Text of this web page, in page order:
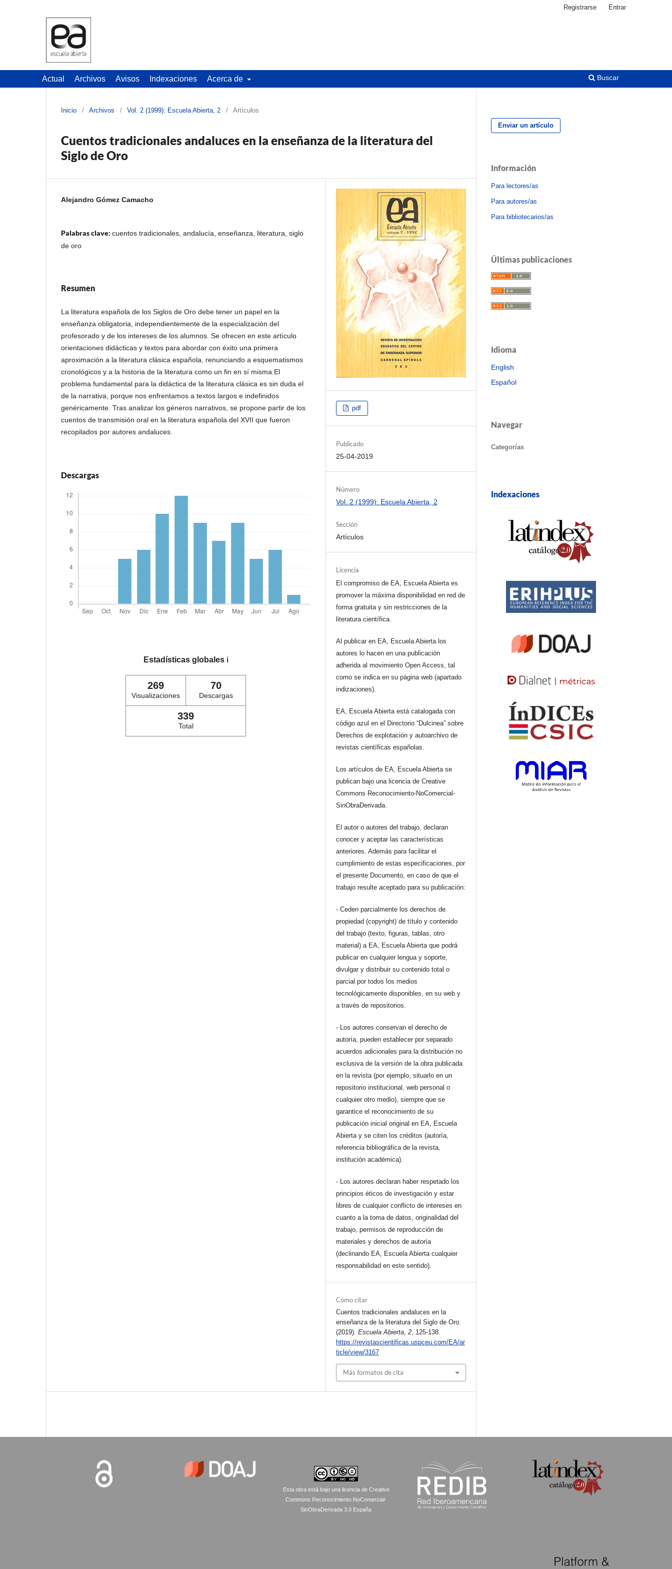
Actual Archivos Avisos Indexaciones Acerca de Buscar
Registrarse Entrar
Inicio / Archivos / Vol. 2 (1999): Escuela Abierta, 2 / Artículos
Cuentos tradicionales andaluces en la enseñanza de la literatura del
Siglo de Oro
Alejandro Gómez Camacho
Palabras clave: cuentos tradicionales, andalucía, enseñanza, literatura, siglo
de oro
Resumen
La literatura española de los Siglos de Oro debe tener un papel en la
enseñanza obligatoria, independientemente de la especialización del
profesorado y de los intereses de los alumnos. Se ofrecen en este artículo
orientaciones didácticas y textos para abordar con éxito una primera
aproximación a la literatura clásica española, renunciando a esquematismos
cronológicos y a la historia de la literatura como un fin en sí misma.El
problema fundamental para la didáctica de la literatura clásica es sin duda el
de la narrativa, porque nos enfrentamos a textos largos e indefinidos
genéricamente. Tras analizar los géneros narrativos, se propone partir de los
cuentos de transmisión oral en la literatura española del XVII que fueron
recopilados por autores andaluces.
Descargas
Estadísticas globales ℹ️
269
Visualizaciones
70
Descargas
339
Total
pdf
Publicado
25-04-2019
Número
Vol. 2 (1999): Escuela Abierta, 2
Sección
Artículos
Licencia
El compromiso de EA, Escuela Abierta es
promover la máxima disponibilidad en red de
forma gratuita y sin restricciones de la
literatura científica.
Al publicar en EA, Escuela Abierta los
autores lo hacen en una publicación
adherida al movimiento Open Access, tal
como se indica en su página web (apartado
indizaciones).
EA, Escuela Abierta está catalogada con
código azul en el Directorio “Dulcinea” sobre
Derechos de explotación y autoarchivo de
revistas científicas españolas.
Los artículos de EA, Escuela Abierta se
publican bajo una licencia de Creative
Commons Reconocimiento-NoComercial-
SinObraDerivada.
El autor o autores del trabajo, declaran
conocer y aceptar las características
anteriores. Además para facilitar el
cumplimiento de estas especificaciones, por
el presente Documento, en caso de que el
trabajo resulte aceptado para su publicación:
- Ceden parcialmente los derechos de
propiedad (copyright) de título y contenido
del trabajo (texto, figuras, tablas, otro
material) a EA, Escuela Abierta que podrá
publicar en cualquier lengua y soporte,
divulgar y distribuir su contenido total o
parcial por todos los medios
tecnológicamente disponibles, en su web y
a través de repositorios.
- Los autores conservan el derecho de
autoría, pueden establecer por separado
acuerdos adicionales para la distribución no
exclusiva de la versión de la obra publicada
en la revista (por ejemplo, situarlo en un
repositorio institucional, web personal o
cualquier otro medio), siempre que se
garantice el reconocimiento de su
publicación inicial original en EA, Escuela
Abierta y se citen los créditos (autoría,
referencia bibliográfica de la revista,
institución académica).
- Los autores declaran haber respetado los
principios éticos de investigación y estar
libres de cualquier conflicto de intereses en
cuanto a la toma de datos, originalidad del
trabajo, permisos de reproducción de
materiales y derechos de autoría
(declinando EA, Escuela Abierta cualquier
responsabilidad en este sentido).
Cómo citar
Cuentos tradicionales andaluces en la
enseñanza de la literatura del Siglo de Oro.
(2019).Escuela Abierta,2, 125-138.
https://revistascientificas.uspceu.com/EA/ar
ticle/view/3167
Más formatos de cita
Enviar un artículo
Información
Para lectores/as
Para autores/as
Para bibliotecarios/as
Últimas publicaciones
Idioma
English
Español
Navegar
Categorías
Indexaciones
Esta obra está bajo una licencia de Creative
Commons Reconocimiento-NoComercial-
SinObraDerivada 3.0 España